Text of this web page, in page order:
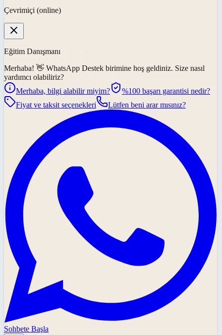
Çevrimiçi (online)
Eğitim Danışmanı
Merhaba! 👋 WhatsApp Destek birimine hoş geldiniz. Size nasıl
yardımcı olabiliriz?
Merhaba, bilgi alabilir miyim?
%100 başarı garantisi nedir?
Fiyat ve taksit seçenekleri
Lütfen beni arar mısınız?
Sohbete Başla